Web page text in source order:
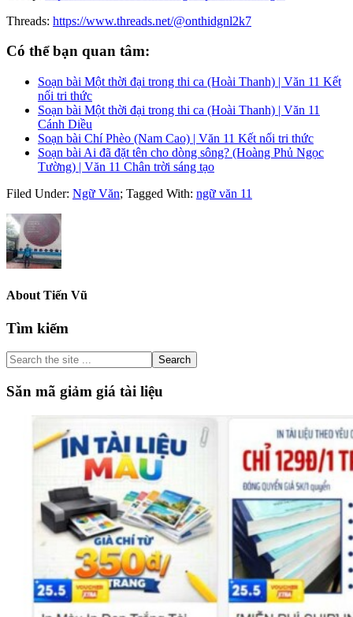
Threads: https://www.threads.net/@onthidgnl2k7
Có thể bạn quan tâm:
Soạn bài Một thời đại trong thi ca (Hoài Thanh) | Văn 11 Kết
nối tri thức
Soạn bài Một thời đại trong thi ca (Hoài Thanh) | Văn 11
Cánh Diều
Soạn bài Chí Phèo (Nam Cao) | Văn 11 Kết nối tri thức
Soạn bài Ai đã đặt tên cho dòng sông? (Hoàng Phủ Ngọc
Tường) | Văn 11 Chân trời sáng tạo
Filed Under: Ngữ Văn; Tagged With: ngữ văn 11
AboutTiến Vũ
Primary
Sidebar
Tìm kiếm
Search
the
site
...
Săn mã giảm giá tài liệu